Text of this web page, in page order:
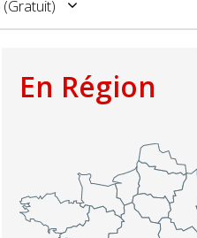
(gratuit)
En Région